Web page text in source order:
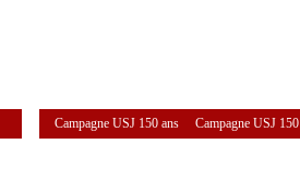
Campagne USJ 150 ans Campagne USJ